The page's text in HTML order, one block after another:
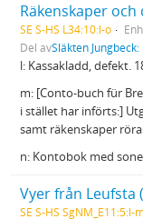
Räkenskaper
SE S-HS L34:10:l-o
Del avSläkten
l: Kassakladd, defekt.
m: [Conto-buch für
i stället har införts:]
samt räkenskaper
n: Kontobok med
Vyer från Leufsta
SE S-HS SgNM_E11:5:l-